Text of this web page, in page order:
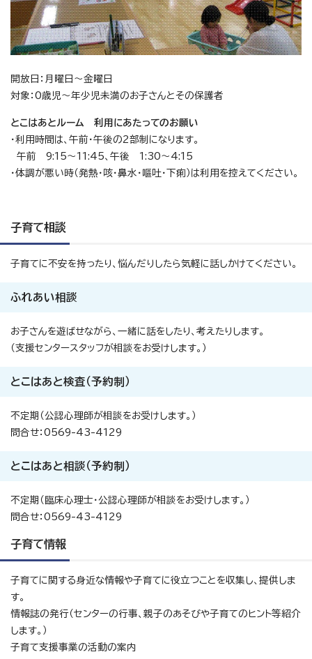
開放日：月曜日～金曜日
対象：0歳児～年少児未満のお子さんとその保護者
とこはあとルーム 利用にあたってのお願い
・利用時間は、午前・午後の2部制になります。
午前 9:15～11:45、午後 1:30～4:15
・体調が悪い時（発熱・咳・鼻水・嘔吐・下痢）は利用を控えてください。
子育て相談
子育てに不安を持ったり、悩んだりしたら気軽に話しかけてください。
ふれあい相談
お子さんを遊ばせながら、一緒に話をしたり、考えたりします。
（支援センタースタッフが相談をお受けします。）
とこはあと検査（予約制）
不定期（公認心理師が相談をお受けします。）
問合せ：0569-43-4129
とこはあと相談（予約制）
不定期（臨床心理士・公認心理師が相談をお受けします。）
問合せ：0569-43-4129
子育て情報
子育てに関する身近な情報や子育てに役立つことを収集し、提供しま
す。
情報誌の発行（センターの行事、親子のあそびや子育てのヒント等紹介
します。）
子育て支援事業の活動の案内